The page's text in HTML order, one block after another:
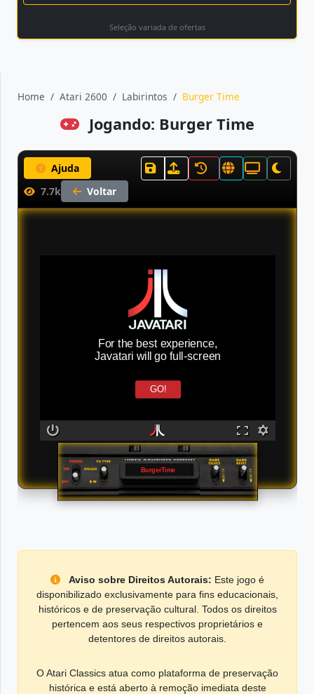
Seleção variada de ofertas
Home Atari 2600 Labirintos Burger Time
Jogando: Burger Time
Ajuda
7.7k
Voltar
For the best experience,
Javatari will go full-screen
GO!
BurgerTime
Aviso sobre Direitos Autorais: Este jogo é
disponibilizado exclusivamente para fins educacionais,
históricos e de preservação cultural. Todos os direitos
pertencem aos seus respectivos proprietários e
detentores de direitos autorais.
O Atari Classics atua como plataforma de preservação
histórica e está aberto à remoção imediata deste